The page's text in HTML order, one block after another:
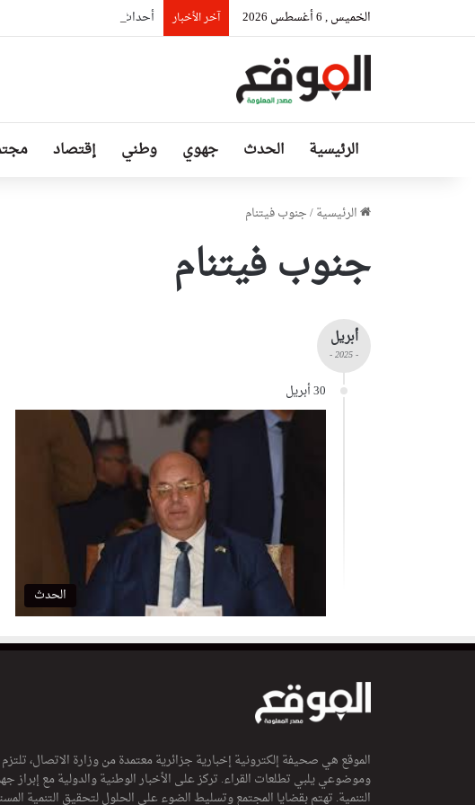
الخميس , 6 أغسطس 2026 آخر الأخبار أحداث سبتة تدفع البرلمان
الرئيسية الحدث جهوي وطني إقتصاد
الرئيسية/جنوب فيتنام
جنوب فيتنام
أبريل
- 2025 -
30 أبريل
الحدث
الموقع هي صحيفة إلكترونية إخبارية جزائرية معتمدة من وزارة الاتصال،
وموضوعي يلبي تطلعات القراء. تركز على الأخبار الوطنية والدولية مع إبراز
التنمية. تهتم بقضايا المجتمع وتسليط الضوء على الحلول لتحقيق التنمية